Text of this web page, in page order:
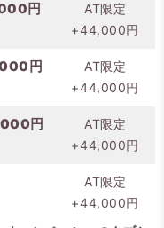
円
AT限定
+44,000円
円
AT限定
+44,000円
円
AT限定
+44,000円
AT限定
+44,000円